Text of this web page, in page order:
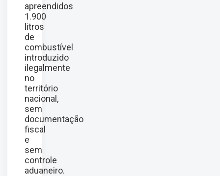
apreendidos
1.900
litros
de
combustível
introduzido
ilegalmente
no
território
nacional,
sem
documentação
fiscal
e
sem
controle
aduaneiro.